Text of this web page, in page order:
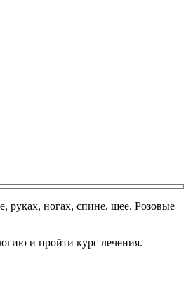
руках, ногах, спине, шее. Розовые
и пройти курс лечения.